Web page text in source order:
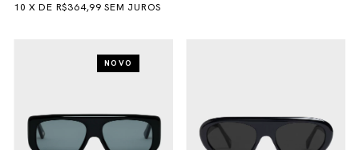
10 XDE R$364,99 SEM JUROS
NOVO